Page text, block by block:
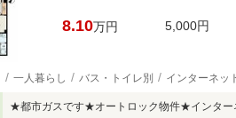
8.10万円 5,000円
一人暮らし バス・トイレ別 インターネッ
★都市ガスです★オートロック物件★インタ